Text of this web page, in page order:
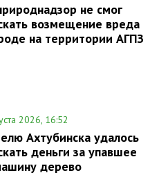
не смог
возмещение вреда
на территории АГПЗ
2026, 16:52
Ахтубинска удалось
деньги за упавшее
дерево